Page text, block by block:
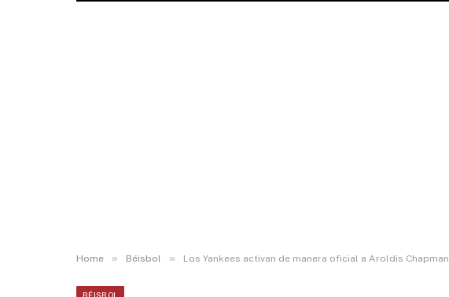
Home » Béisbol » Los Yankees activan de manera oficial a Aroldis Chapman
BÉISBOL